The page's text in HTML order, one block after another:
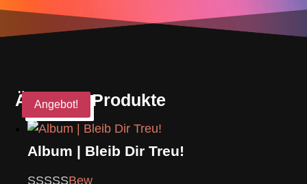
Ähnliche Produkte
Angebot!
Album | Bleib Dir Treu!
Bew
Angebot!
Angebot!
Angebot!